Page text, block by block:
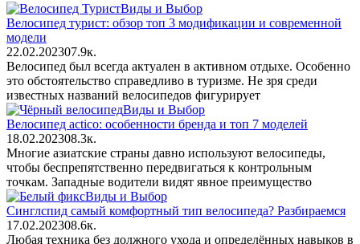
Виды и Выбор
Велосипед турист: обзор топ 3 модификации и современной
модели
22.02.202307.9к.
Велосипед был всегда актуален в активном отдыхе. Особенно
это обстоятельство справедливо в туризме. Не зря среди
известных названий велосипедов фигурирует
Виды и Выбор
Велосипед actico: особенности бренда и топ 7 моделей
18.02.202308.3к.
Многие азиатские страны давно используют велосипеды,
чтобы беспрепятственно передвигаться к контрольным
точкам. Западные водители видят явное преимущество
Виды и Выбор
Синглспид самый комфортный тип велосипеда? Разбираемся
17.02.202308.6к.
Любая техника без должного ухода и определённых навыков в